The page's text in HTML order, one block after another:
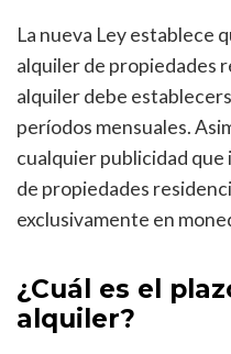
La nueva Ley establece
alquiler de propiedades
alquiler debe
períodos mensuales.
cualquier publicidad
de propiedades
exclusivamente en
¿Cuál es el
alquiler?